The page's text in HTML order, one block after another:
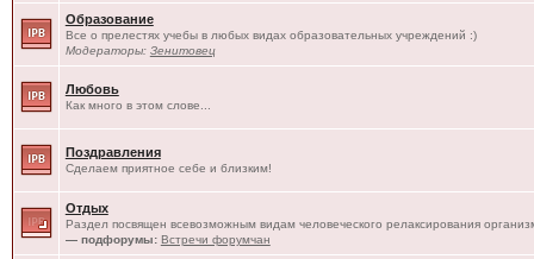
Образование
Все о прелестях учебы в любых видах образовательных учреждений :)
Модераторы: Зенитовец
Любовь
Как много в этом слове...
Поздравления
Сделаем приятное себе и близким!
Отдых
Раздел посвящен всевозможным видам человеческого релаксирования
— подфорумы: Встречи форумчан